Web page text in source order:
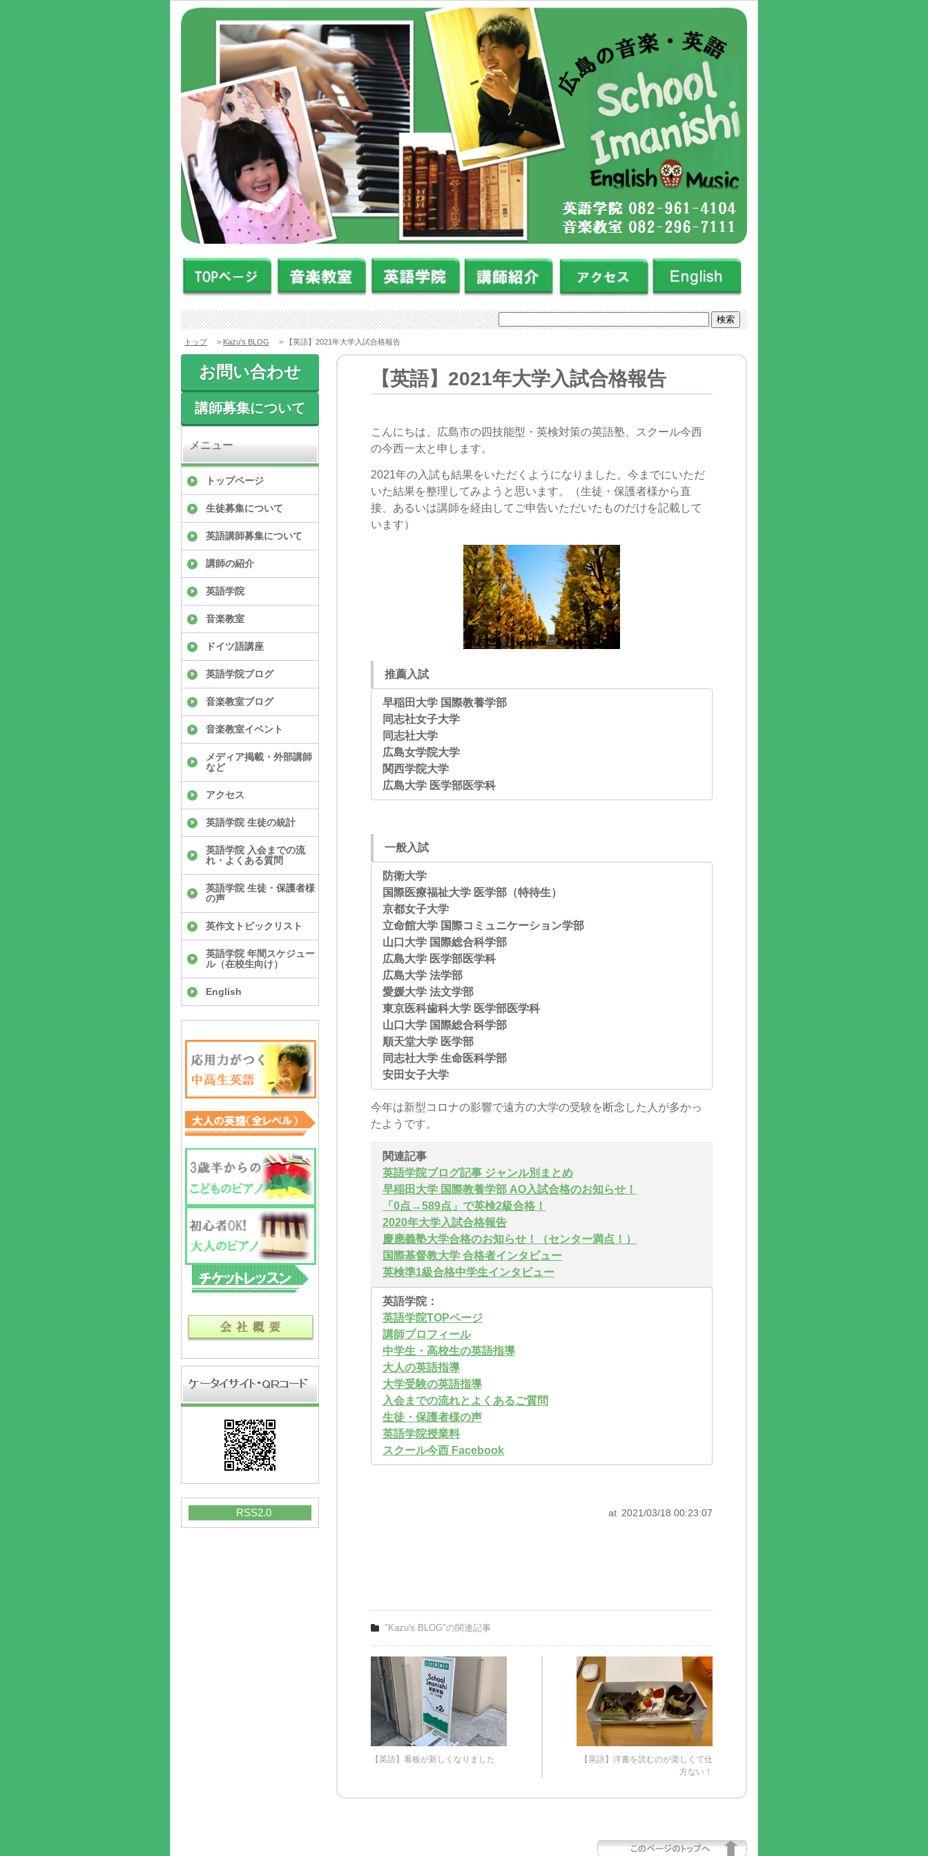
トップ > Kazu's BLOG > 【英語】2021年大学入試合格報告
お問い合わせ
講師募集について
メニュー
トップページ
生徒募集について
英語講師募集について
講師の紹介
英語学院
音楽教室
ドイツ語講座
英語学院ブログ
音楽教室ブログ
音楽教室イベント
メディア掲載・外部講師
など
アクセス
英語学院 生徒の統計
英語学院 入会までの流
れ・よくある質問
英語学院 生徒・保護者様
の声
英作文トピックリスト
英語学院 年間スケジュー
ル（在校生向け）
English
RSS2.0
【英語】2021年大学入試合格報告
こんにちは、広島市の四技能型・英検対策の英語塾、スクール今西
の今西一太と申します。
2021年の入試も結果をいただくようになりました。今までにいただ
いた結果を整理してみようと思います。（生徒・保護者様から直
接、あるいは講師を経由してご申告いただいたものだけを記載して
います）
推薦入試
早稲田大学 国際教養学部
同志社女子大学
同志社大学
広島女学院大学
関西学院大学
広島大学 医学部医学科
一般入試
防衛大学
国際医療福祉大学 医学部（特待生）
京都女子大学
立命館大学 国際コミュニケーション学部
山口大学 国際総合科学部
広島大学 医学部医学科
広島大学 法学部
愛媛大学 法文学部
東京医科歯科大学 医学部医学科
山口大学 国際総合科学部
順天堂大学 医学部
同志社大学 生命医科学部
安田女子大学
今年は新型コロナの影響で遠方の大学の受験を断念した人が多かっ
たようです。
関連記事
英語学院ブログ記事 ジャンル別まとめ
早稲田大学 国際教養学部 AO入試合格のお知らせ！
「0点→589点」で英検2級合格！
2020年大学入試合格報告
慶應義塾大学合格のお知らせ！（センター満点！）
国際基督教大学 合格者インタビュー
英検準1級合格中学生インタビュー
英語学院：
英語学院TOPページ
講師プロフィール
中学生・高校生の英語指導
大人の英語指導
大学受験の英語指導
入会までの流れとよくあるご質問
生徒・保護者様の声
英語学院授業料
スクール今西 Facebook
at 2021/03/18 00:23:07
"Kazu's BLOG"の関連記事
【英語】看板が新しくなりました
【英語】洋書を読むのが楽しくて仕
方ない！